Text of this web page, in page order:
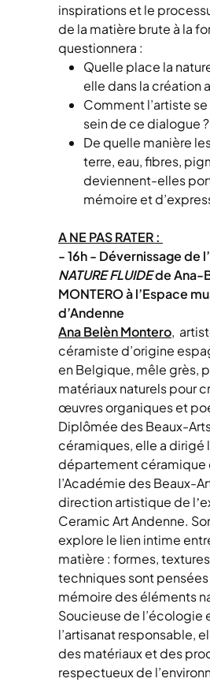
inspirations et le
de la matière brute à la
questionnera :
Quelle place la
elle dans la création
Comment l’artiste
sein de ce dialogue ?
De quelle manière
terre, eau, fibres,
deviennent-elles
mémoire et
A NE PAS RATER :
- 16h - Dévernissage de
NATURE FLUIDEde Ana-
MONTERO à l’Espace
d’Andenne
Ana Belèn Montero,
céramiste d’origine
en Belgique, mêle grès,
matériaux naturels pour
œuvres organiques et
Diplômée des Beaux-
céramiques, elle a dirigé
département céramique
l’Académie des Beaux-
direction artistique de
Ceramic Art Andenne.
explore le lien intime
matière : formes,
techniques sont pensées
mémoire des éléments
Soucieuse de l’écologie
l’artisanat responsable,
des matériaux et des
respectueux de